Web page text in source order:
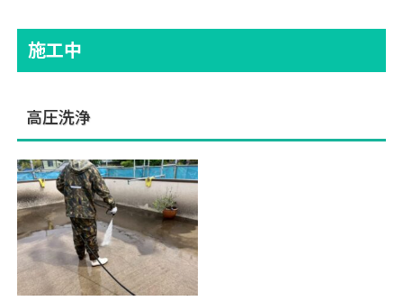
施工中
高圧洗浄